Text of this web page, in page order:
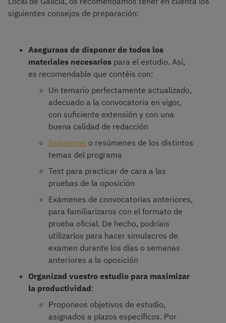
siguientes consejos de preparación:
Aseguraos de disponer de todos los
materiales necesarios para el estudio. Así,
es recomendable que contéis con:
Un temario perfectamente actualizado,
adecuado a la convocatoria en vigor,
con suficiente extensión y con una
buena calidad de redacción
Esquemas o resúmenes de los distintos
temas del programa
Test para practicar de cara a las
pruebas de la oposición
Exámenes de convocatorias anteriores,
para familiarizaros con el formato de
prueba oficial. De hecho, podríais
utilizarlos para hacer simulacros de
examen durante los días o semanas
anteriores a la oposición
Organizad vuestro estudio para maximizar
la productividad:
Proponeos objetivos de estudio,
asignados a plazos específicos. Por